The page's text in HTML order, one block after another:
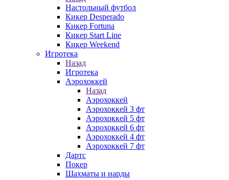
Настольный футбол
Кикер Desperado
Кикер Fortuna
Кикер Start Line
Кикер Weekend
Игротека
Назад
Игротека
Аэрохоккей
Назад
Аэрохоккей
Аэрохоккей 3 фт
Аэрохоккей 5 фт
Аэрохоккей 6 фт
Аэрохоккей 4 фт
Аэрохоккей 7 фт
Дартс
Покер
Шахматы и нарды